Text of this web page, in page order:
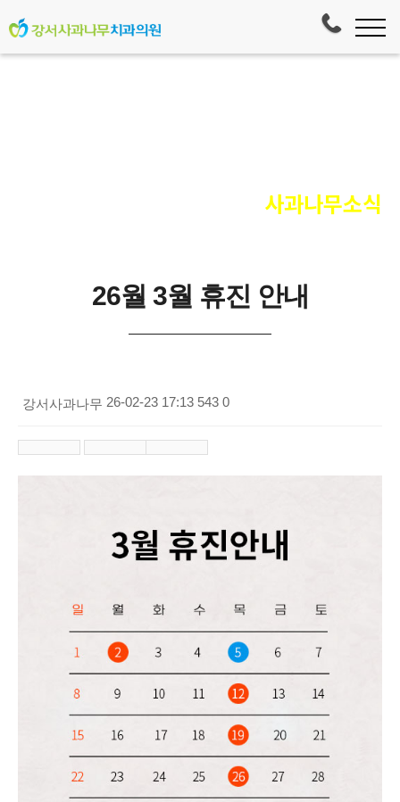
사과나무소식
26월 3월 휴진 안내
강서사과나무 26-02-23 17:13 543 0